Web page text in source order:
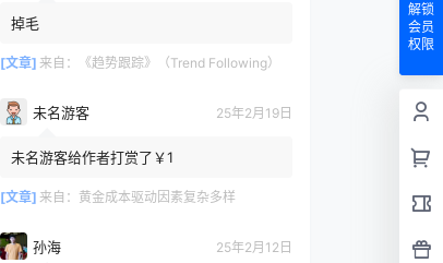
掉毛
[文章] 来自： 《趋势跟踪》（Trend Following）
未名游客 25年2月19日
未名游客给作者打赏了￥1
[文章] 来自： 黄金成本驱动因素复杂多样
孙海 25年2月12日
解锁
会员
权限